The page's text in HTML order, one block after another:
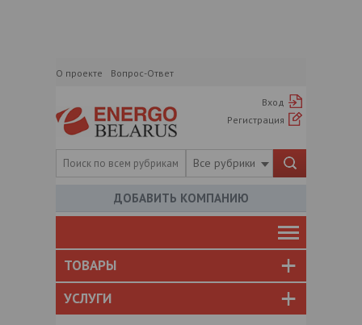
О проекте Вопрос-Ответ
Вход
Регистрация
Все рубрики
ДОБАВИТЬ КОМПАНИЮ
ТОВАРЫ
УСЛУГИ